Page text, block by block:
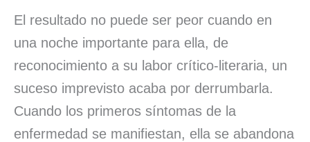
El resultado no puede ser peor cuando en
una noche importante para ella, de
reconocimiento a su labor crítico-literaria, un
suceso imprevisto acaba por derrumbarla.
Cuando los primeros síntomas de la
enfermedad se manifiestan, ella se abandona